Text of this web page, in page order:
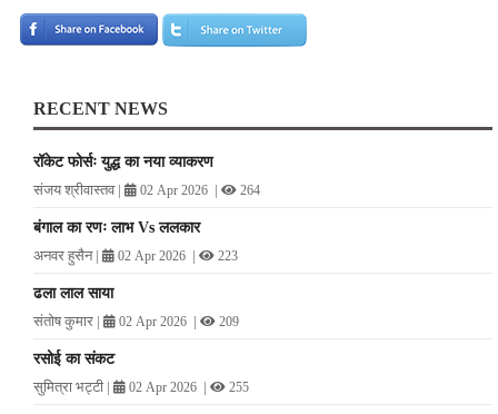
RECENT NEWS
रॉकेट फोर्सः युद्ध का नया व्याकरण
संजय श्रीवास्तव| 02 Apr 2026| 264
बंगाल का रणः लाभ Vs ललकार
अनवर हुसैन| 02 Apr 2026| 223
ढला लाल साया
संतोष कुमार| 02 Apr 2026| 209
रसोई का संकट
सुमित्रा भट्टी| 02 Apr 2026| 255